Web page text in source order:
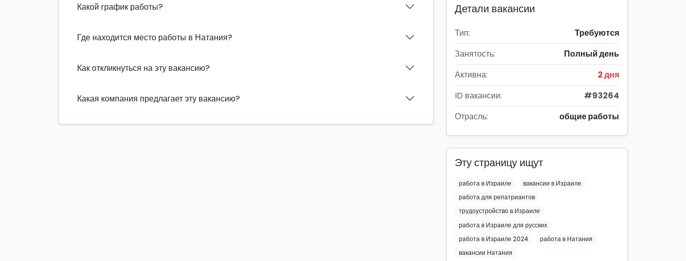
Какой график работы?
Где находится место работы в Натания?
Как откликнуться на эту вакансию?
Какая компания предлагает эту вакансию?
Детали вакансии
Тип:
Требуются
Занятость:
Полный день
Активна:
2 дня
ID вакансии:
#93264
Отрасль:
общие работы
Эту страницу ищут
работа в Израиле
вакансии в Израиле
работа для репатриантов
трудоустройство в Израиле
работа в Израиле для русских
работа в Израиле 2024
работа в Натания
вакансии Натания